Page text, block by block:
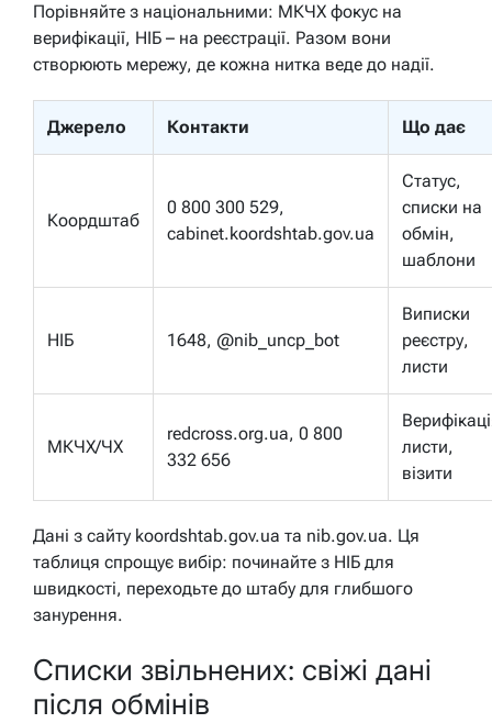
Порівняйте з національними: МКЧХ фокус на
верифікації, НІБ – на реєстрації. Разом вони
створюють мережу, де кожна нитка веде до надії.
Джерело Контакти Що дає
Коордштаб
0 800 300 529,
cabinet.koordshtab.gov.ua
Статус,
списки на
обмін,
шаблони
НІБ 1648, @nib_uncp_bot
Виписки
реєстру,
листи
МКЧХ/ЧХ
redcross.org.ua, 0 800
332 656
листи,
візити
Дані з сайту koordshtab.gov.ua та nib.gov.ua. Ця
таблиця спрощує вибір: починайте з НІБ для
швидкості, переходьте до штабу для глибшого
занурення.
Списки звільнених: свіжі дані
після обмінів